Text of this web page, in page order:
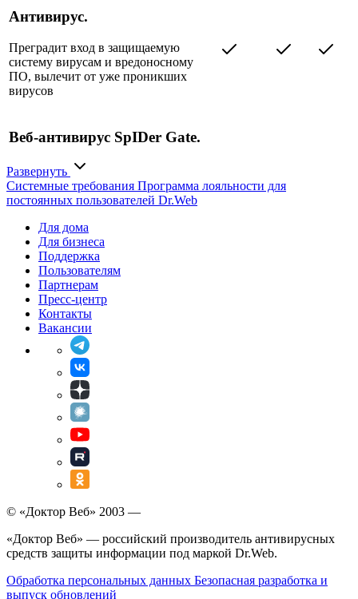
Антивирус.
Преградит вход в защищаемую
систему вирусам и вредоносному
ПО, вылечит от уже проникших
вирусов
Веб-антивирус SpIDer Gate.
Обеспечит проверку веб-страниц в
режиме реального времени,
заблокирует фишинговые интернет-
нерекомендуемым и потенциально
опасным сайтам
Антиспам.
С высокой долей вероятности
распознает спам независимо от языка
сообщения, при близком к нулю
проценте ложных срабатываний
Родительский контроль.
Заблокирует сайты по ключевым
словам в URL и защитит детей от
посещения нежелательных веб-
ресурсов
Возведет заслон на пути попыток
хакеров вторгнуться в компьютер
Развернуть
Системные требования Программа лояльности для
постоянных пользователей Dr.Web
Для дома
Для бизнеса
Поддержка
Пользователям
Партнерам
Пресс-центр
Контакты
Вакансии
© «Доктор Веб» 2003 —
«Доктор Веб» — российский производитель антивирусных
средств защиты информации под маркой Dr.Web.
Обработка персональных данных Безопасная разработка и
выпуск обновлений